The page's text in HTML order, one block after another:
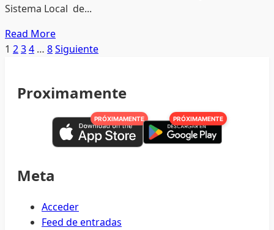
Laura
Estrada
Sistema Local de...
Read MoreRead
more
manejar
separado
el
mujeres
Paginación
entradas
1 234 … 8Siguiente
Proximamente
PRÓXIMAMENTE PRÓXIMAMENTE
Meta
Acceder
Feed de entradas